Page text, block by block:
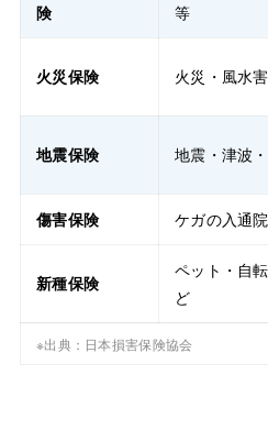
険
等
火災保険 火災・風水
地震保険 地震・津波
傷害保険 ケガの入通
新種保険
ペット・自
ど
※出典：日本損害保険協会